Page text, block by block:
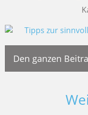
Den ganzen